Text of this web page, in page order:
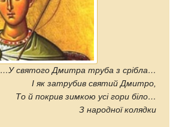
…У святого Дмитра труба з срібла…
І як затрубив святий Дмитро,
То й покрив зимкою усі гори біло…
З народної колядки